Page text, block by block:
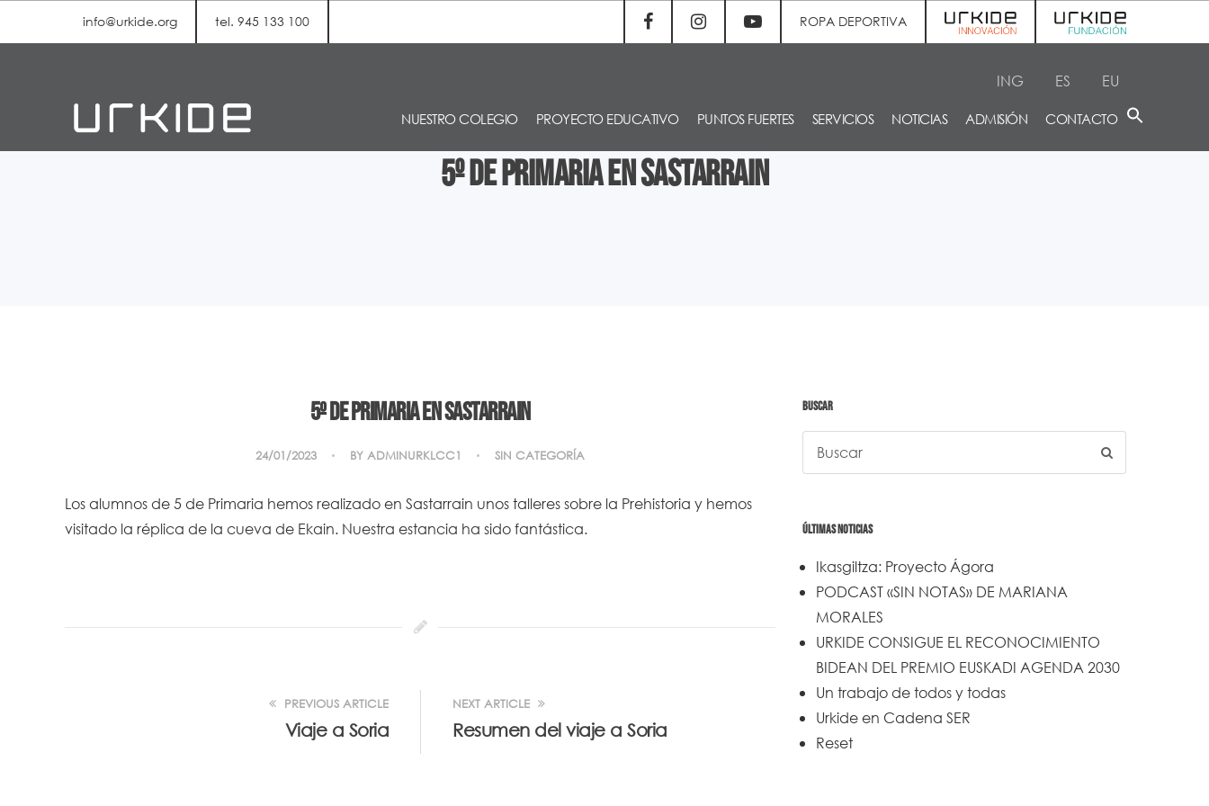
info@urkide.org tel. 945 133 100 ROPA DEPORTIVA
ING ES EU
NUESTRO COLEGIO PROYECTO EDUCATIVO PUNTOS FUERTES SERVICIOS NOTICIAS ADMISIÓN CONTACTO
5º de Primaria en Sastarrain
5º de Primaria en Sastarrain
24/01/2023 BY ADMINURKLCC1 SIN CATEGORÍA
Los alumnos de 5 de Primaria hemos realizado en Sastarrain unos talleres sobre la Prehistoria y hemos
visitado la réplica de la cueva de Ekain. Nuestra estancia ha sido fantástica.
PREVIOUS ARTICLE
Viaje a Soria
NEXT ARTICLE
Resumen del viaje a Soria
BUSCAR
ÚLTIMAS NOTICIAS
Ikasgiltza: Proyecto Ágora
PODCAST «SIN NOTAS» DE MARIANA
MORALES
URKIDE CONSIGUE EL RECONOCIMIENTO
BIDEAN DEL PREMIO EUSKADI AGENDA 2030
Un trabajo de todos y todas
Urkide en Cadena SER
Reset